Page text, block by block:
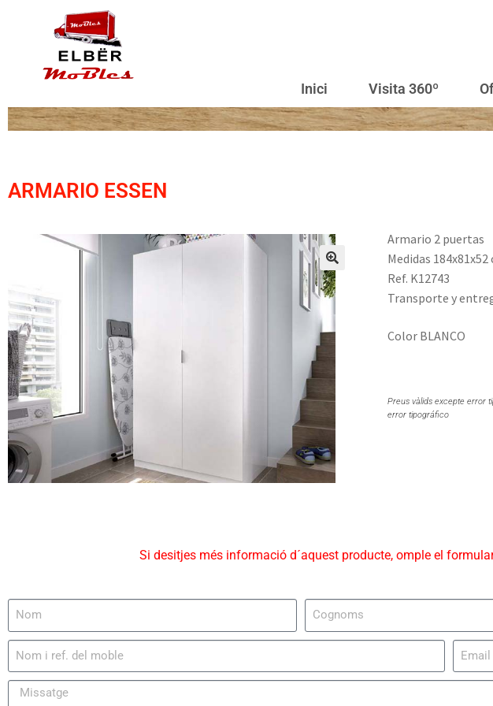
Inici Visita 360º
ARMARIO ESSEN
Armario 2 puertas
Medidas 184x81x52
Ref. K12743
Transporte y
Color BLANCO
Preus vàlids excepte error
error tipográfico
Si desitjes més informació d´aquest producte, omple el